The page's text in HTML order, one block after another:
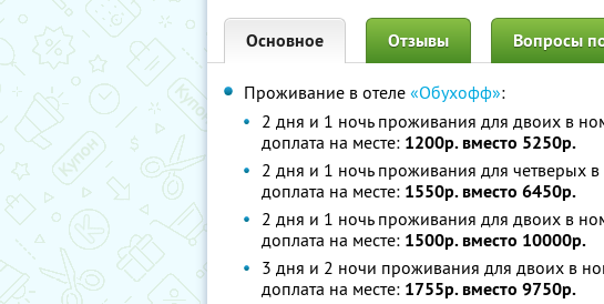
Основное Отзывы Вопросы
Проживание в отеле «Обухофф»:
2 дня и 1 ночь проживания для двоих в
доплата на месте: 1200р. вместо 5250р.
2 дня и 1 ночь проживания для четверых в
доплата на месте: 1550р. вместо 6450р.
2 дня и 1 ночь проживания для двоих в
доплата на месте: 1500р. вместо 10000р.
3 дня и 2 ночи проживания для двоих в
доплата на месте: 1755р. вместо 9750р.